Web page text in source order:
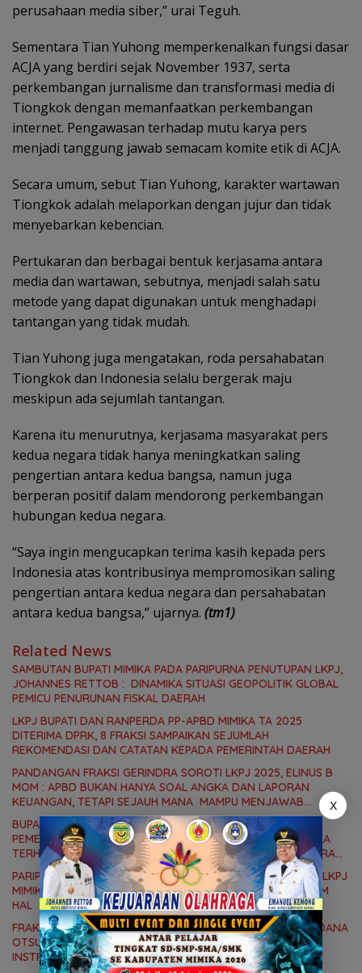
perusahaan media siber,” urai Teguh.
Sementara Tian Yuhong memperkenalkan fungsi dasar
ACJA yang berdiri sejak November 1937, serta
perkembangan jurnalisme dan transformasi media di
Tiongkok dengan memanfaatkan perkembangan
internet. Pengawasan terhadap mutu karya pers
menjadi tanggung jawab semacam komite etik di ACJA.
Secara umum, sebut Tian Yuhong, karakter wartawan
Tiongkok adalah melaporkan dengan jujur dan tidak
menyebarkan kebencian.
Pertukaran dan berbagai bentuk kerjasama antara
media dan wartawan, sebutnya, menjadi salah satu
metode yang dapat digunakan untuk menghadapi
tantangan yang tidak mudah.
Tian Yuhong juga mengatakan, roda persahabatan
Tiongkok dan Indonesia selalu bergerak maju
meskipun ada sejumlah tantangan.
Karena itu menurutnya, kerjasama masyarakat pers
kedua negara tidak hanya meningkatkan saling
pengertian antara kedua bangsa, namun juga
berperan positif dalam mendorong perkembangan
hubungan kedua negara.
“Saya ingin mengucapkan terima kasih kepada pers
Indonesia atas kontribusinya mempromosikan saling
pengertian antara kedua negara dan persahabatan
antara kedua bangsa,” ujarnya. (tm1)
Related News
SAMBUTAN BUPATI MIMIKA PADA PARIPURNA PENUTUPAN LKPJ,
JOHANNES RETTOB : DINAMIKA SITUASI GEOPOLITIK GLOBAL
PEMICU PENURUNAN FISKAL DAERAH
LKPJ BUPATI DAN RANPERDA PP-APBD MIMIKA TA 2025
DITERIMA DPRK, 8 FRAKSI SAMPAIKAN SEJUMLAH
REKOMENDASI DAN CATATAN KEPADA PEMERINTAH DAERAH
PANDANGAN FRAKSI GERINDRA SOROTI LKPJ 2025, ELINUS B
MOM : APBD BUKAN HANYA SOAL ANGKA DAN LAPORAN
KEUANGAN, TETAPI SEJAUH MANA MAMPU MENJAWAB
KEBUTUHAN MASYARAKAT
BUPATI JOHANNES RETTOB SAMPAIKAN JAWABAN
PEMERINTAH, ATAS PANDANGAN UMUM FRAKSI DPRK MIMIKA
TERHADAP LKPJ DAN RANPERDA PP- APBD TAHUN ANGGARAN
PARIPURNA II DPRK MIMIKA ATAS PIDATO BUPATI TENTANG LKPJ
MIMIKA TA 2025, 8 FRAKSI DPRK MIMIKA SOROTI BERMACAM
HAL
FRAKSI DEMOKRAT SOROTI SOAL MENURUNNYA ALOKASI DANA
OTSUS, DESSY PUTRIKA : PADAHAL OTSUS MERUPAKAN
INSTRUMEN UTAMA PEMBIAYAAN AFIRMASI BAGI OAP
X